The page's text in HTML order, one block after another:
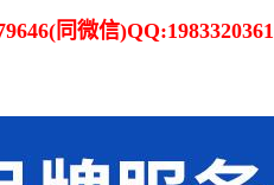
同微信)QQ:1983320361